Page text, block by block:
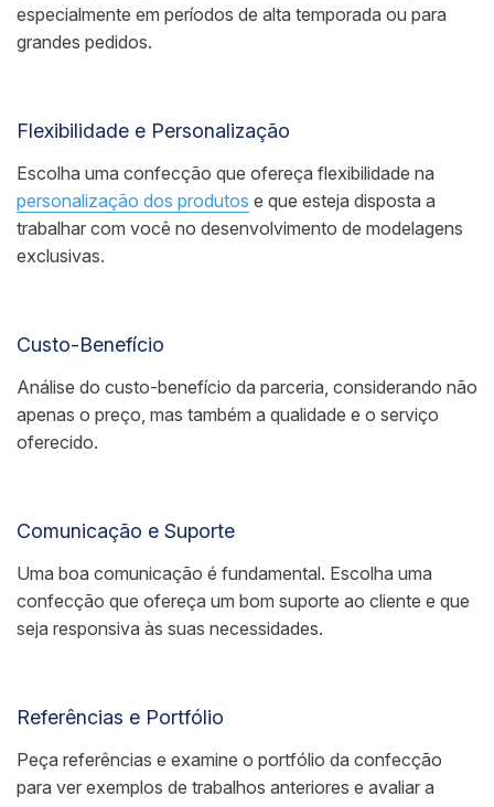
especialmente em períodos de alta temporada ou para
grandes pedidos.
Flexibilidade e Personalização
Escolha uma confecção que ofereça flexibilidade na
personalização dos produtos e que esteja disposta a
trabalhar com você no desenvolvimento de modelagens
exclusivas.
Custo-Benefício
Análise do custo-benefício da parceria, considerando não
apenas o preço, mas também a qualidade e o serviço
oferecido.
Comunicação e Suporte
Uma boa comunicação é fundamental. Escolha uma
confecção que ofereça um bom suporte ao cliente e que
seja responsiva às suas necessidades.
Referências e Portfólio
Peça referências e examine o portfólio da confecção
para ver exemplos de trabalhos anteriores e avaliar a